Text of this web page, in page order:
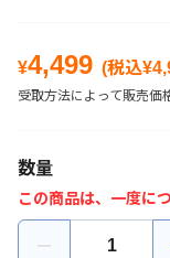
¥4,499 (税込¥
受取方法によって販売価
数量
この商品は、一度に